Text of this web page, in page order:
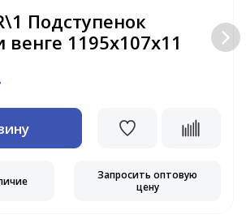
Подступенок
венге 1195х107х11
Запросить оптовую
цену